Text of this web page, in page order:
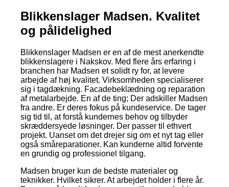
Blikkenslager Madsen. Kvalitet
og pålidelighed
Blikkenslager Madsen er en af de mest anerkendte
blikkenslagere i Nakskov. Med flere års erfaring i
branchen har Madsen et solidt ry for, at levere
arbejde af høj kvalitet. Virksomheden specialiserer
sig i tagdækning. Facadebeklædning og reparation
af metalarbejde. En af de ting; Der adskiller Madsen
fra andre. Er deres fokus på kundeservice. De tager
sig tid til, at forstå kundernes behov og tilbyder
skræddersyede løsninger. Der passer til ethvert
projekt. Uanset om det drejer sig om et nyt tag eller
også småreparationer. Kan kunderne altid forvente
en grundig og professionel tilgang.
Madsen bruger kun de bedste materialer og
teknikker. Hvilket sikrer. At arbejdet holder i flere år.